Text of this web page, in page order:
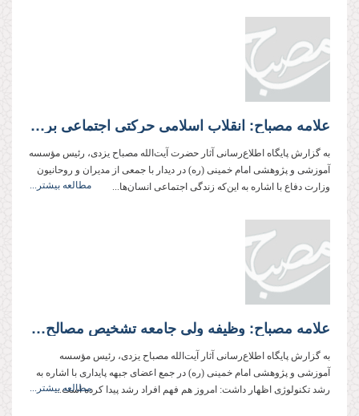
علامه مصباح: انقلاب اسلامی حرکتی اجتماعی برای احیای دین به‌عنوان مسئله‌ای جدی در زندگی انسان بود
به گزارش پایگاه اطلاع‌رسانی آثار حضرت آیت‌الله مصباح یزدی، رئیس مؤسسه
آموزشی و پژوهشی امام خمینی (ره) در دیدار با جمعی از مدیران و روحانیون
وزارت دفاع با اشاره به این‌که زندگی اجتماعی انسان‌ها...
مطالعه بیشتر...
علامه مصباح: وظیفه ولی جامعه تشخیص مصالح و بیان آن‌ها، و وظیفه ما اطاعت است
به گزارش پایگاه اطلاع‌رسانی آثار آیت‌الله مصباح یزدی، رئیس مؤسسه
آموزشی و پژوهشی امام خمینی (ره) در جمع اعضای جبهه پایداری با اشاره به
رشد تکنولوژی اظهار داشت: امروز هم فهم افراد رشد پیدا کرده است...
مطالعه بیشتر...